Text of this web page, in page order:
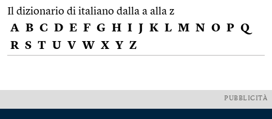
Il dizionario di italiano dalla a alla z
A B C D E F G H I J K L M N O P Q
R S T U V W X Y Z
PUBBLICITÀ